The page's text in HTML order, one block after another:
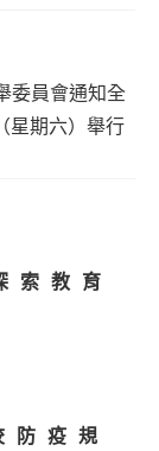
委員會通知全
星期六）舉行
索教育
防疫規